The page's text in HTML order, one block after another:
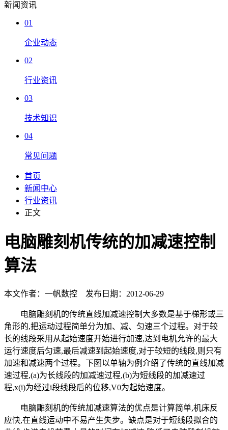
新闻资讯
01
企业动态
02
行业资讯
03
技术知识
04
常见问题
首页
新闻中心
行业资讯
正文
电脑雕刻机传统的加减速控制
算法
本文作者：一帆数控 发布日期：2012-06-29
电脑雕刻机的传统直线加减速控制大多数是基于梯形或三
角形的,把运动过程简单分为加、减、匀速三个过程。对于较
长的线段采用从起始速度开始进行加速,达到电机允许的最大
运行速度后匀速,最后减速到起始速度,对于较短的线段,则只有
加速和减速两个过程。下图以单轴为例介绍了传统的直线加减
速过程,(a)为长线段的加减速过程,(b)为短线段的加减速过
程,x(i)为经过i段线段后的位移,V0为起始速度。
电脑雕刻机的传统加减速算法的优点是计算简单,机床反
应快,在直线运动中不易产生失步。缺点是对于短线段拟合的